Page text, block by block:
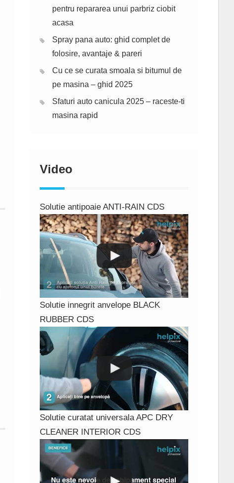
pentru repararea unui parbriz ciobit
acasa
Spray pana auto: ghid complet de
folosire, avantaje & pareri
Cu ce se curata smoala si bitumul de
pe masina – ghid 2025
Sfaturi auto canicula 2025 – raceste-ti
masina rapid
Video
Solutie antipoaie ANTI-RAIN CDS
Solutie innegrit anvelope BLACK
RUBBER CDS
Solutie curatat universala APC DRY
CLEANER INTERIOR CDS